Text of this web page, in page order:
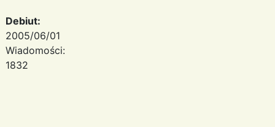
Debiut:
2005/06/01
Wiadomości:
1832